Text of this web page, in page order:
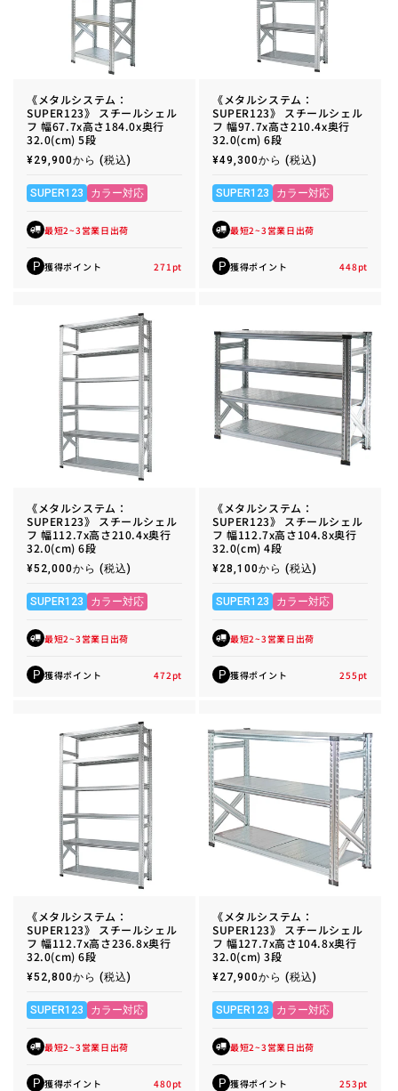
《メタルシステム：
SUPER123》 スチールシェル
フ 幅67.7x高さ184.0x奥行
32.0(cm) 5段
通
価
格
¥29,900から (税込)
SUPER123 カラー対応
最短2~3営業日出荷
P 獲得ポイント 271 pt
《メタルシステム：
SUPER123》 スチールシェル
フ 幅97.7x高さ210.4x奥行
32.0(cm) 6段
通
価
格
¥49,300から (税込)
SUPER123 カラー対応
最短2~3営業日出荷
P 獲得ポイント 448pt
《メタルシステム：
SUPER123》 スチールシェル
フ 幅112.7x高さ210.4x奥行
32.0(cm) 6段
通
価
格
¥52,000から (税込)
SUPER123 カラー対応
最短2~3営業日出荷
P 獲得ポイント 472pt
《メタルシステム：
SUPER123》 スチールシェル
フ 幅112.7x高さ104.8x奥行
32.0(cm) 4段
通
価
格
¥28,100から (税込)
SUPER123 カラー対応
最短2~3営業日出荷
P 獲得ポイント 255pt
《メタルシステム：
SUPER123》 スチールシェル
フ 幅112.7x高さ236.8x奥行
32.0(cm) 6段
通
価
格
¥52,800から (税込)
SUPER123 カラー対応
最短2~3営業日出荷
P 獲得ポイント 480pt
《メタルシステム：
SUPER123》 スチールシェル
フ 幅127.7x高さ104.8x奥行
32.0(cm) 3段
通
価
格
¥27,900から (税込)
SUPER123 カラー対応
最短2~3営業日出荷
P 獲得ポイント 253pt